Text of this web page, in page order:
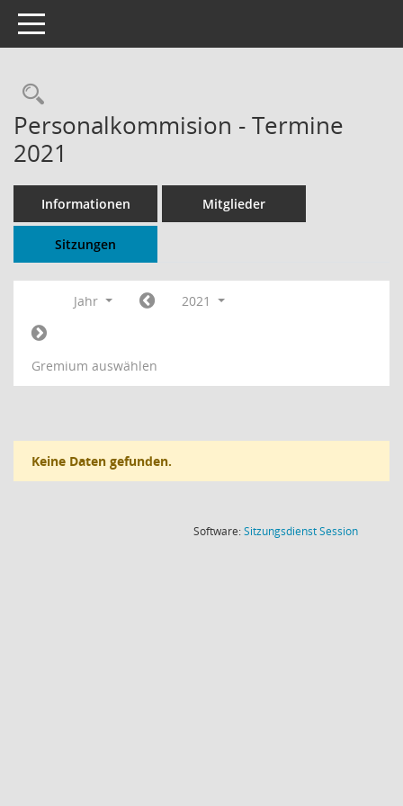
Toggle navigation
Rechercheauswahl
Personalkommision - Termine
2021
Informationen Mitglieder
Sitzungen
Jahr 2021
Gremium auswählen
Keine Daten gefunden.
Software:SitzungsdienstSession(Wird in